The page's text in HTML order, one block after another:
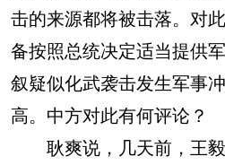
击的来源都将被击落。对
备按照总统决定适当提供
叙疑似化武袭击发生军事
高。中方对此有何评论？
耿爽说，几天前，王毅